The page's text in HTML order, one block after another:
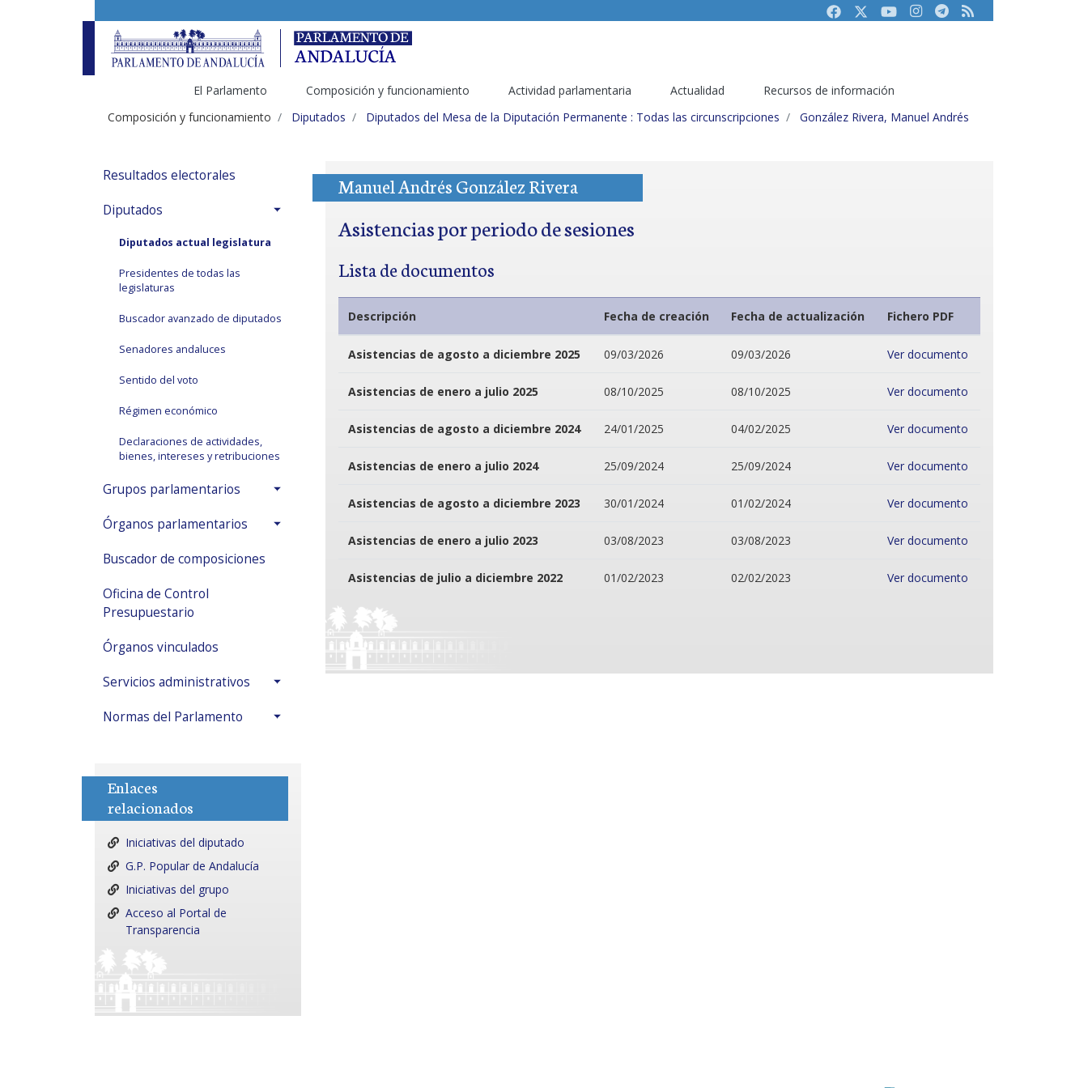
FacebookTwitterYoutubeInstagram
Telegram
RSS
El Parlamento Composición y funcionamiento Actividad parlamentaria Actualidad
Recursos de información
Composición y funcionamiento
Diputados Diputados del Mesa de la Diputación Permanente : Todas las circunscripciones González Rivera, Manuel Andrés
Resultados electorales
Diputados
Diputados actual legislatura
Presidentes de todas las
legislaturas
Buscador avanzado de diputados
Senadores andaluces
Sentido del voto
Régimen económico
Declaraciones de actividades,
bienes, intereses y retribuciones
Grupos parlamentarios
Órganos parlamentarios
Buscador de composiciones
Oficina de Control
Presupuestario
Órganos vinculados
Servicios administrativos
Normas del Parlamento
Enlaces
relacionados
Iniciativas del diputado
G.P. Popular de Andalucía
Iniciativas del grupo
Acceso al Portal de
Transparencia
Manuel Andrés González Rivera
Asistencias por periodo de sesiones
Lista de documentos
Descripción Fecha de creación Fecha de actualización Fichero PDF
Asistencias de agosto a diciembre 2025 09/03/2026 09/03/2026 Ver documento
Asistencias de enero a julio 2025 08/10/2025 08/10/2025 Ver documento
Asistencias de agosto a diciembre 2024 24/01/2025 04/02/2025 Ver documento
Asistencias de enero a julio 2024 25/09/2024 25/09/2024 Ver documento
Asistencias de agosto a diciembre 2023 30/01/2024 01/02/2024 Ver documento
Asistencias de enero a julio 2023 03/08/2023 03/08/2023 Ver documento
Asistencias de julio a diciembre 2022 01/02/2023 02/02/2023 Ver documento